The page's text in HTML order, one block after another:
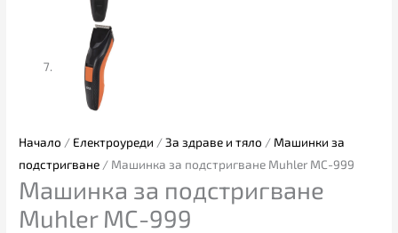
Начало / Електроуреди /За здраве и тяло / Машинки за
подстригване / Машинка за подстригване Muhler MC-999
Машинка за подстригване
Muhler MC-999